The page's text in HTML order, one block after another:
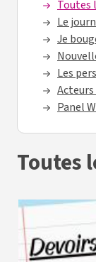
Toutes
Le
Je
Les
Acteurs
Panel
Toutes